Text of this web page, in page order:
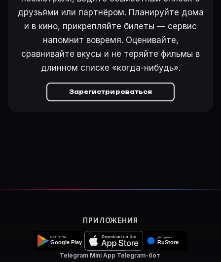
друзьями или партнёром. Планируйте дома
и в кино, прикрепляйте билеты — сервис
напомнит вовремя. Оценивайте,
сравнивайте вкусы и не теряйте фильмы в
длинном списке «когда-нибудь».
Зарегистрироваться
ПРИЛОЖЕНИЯ
Telegram Mini App·Telegram-бот·